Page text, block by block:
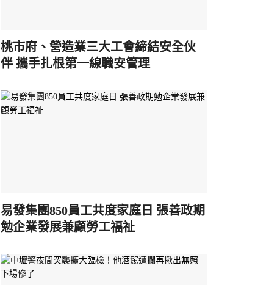
桃市府、營造業三大工會締結安全伙
伴 攜手扎根第一線職安管理
易發集團850員工共度家庭日 張善政期
勉企業發展兼顧勞工福祉